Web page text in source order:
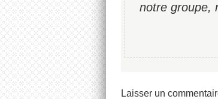
notre groupe,
Laisser un